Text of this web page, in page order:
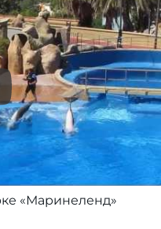
«Маринеленд»